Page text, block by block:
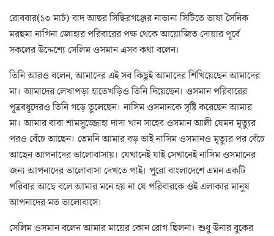
রোববার(১৩ মার্চ) বাদ আছর সিদ্ধিরগঞ্জের নাভানা সিটিতে ভাষা সৈনিক
মরহুমা নাগিনা জোহার পরিবারের পক্ষ থেকে আয়োজিত দোয়ার পূর্বে
সকলের উদ্দেশ্যে সেলিম ওসমান এসব কথা বলেন।
তিনি আরও বলেন, আমাদের এই সব কিছুই আমাদের শিখিয়েছেন আমাদের
মা। আমাদের লেখাপড়া হাতেখড়িও তিনি দিয়েছেন। ওসমান পরিবারের
পূত্রবধূদেরও তিনি গড়ে তুলেছেন। নাসিম ওসমানকে সৃষ্টি করেছেন আমার
মা। আমার বাবা শামসুজ্জোহা দাদা খান সাহেব ওসমান আলী যেমন মৃত্যুর
পরও বেঁচে আছেন। তেমনি আমার বড় ভাই নাসিম ওসমানও মৃত্যুর পর বেঁচে
আছেন আপনাদের ভালোবাসায়। যেখানেই যাই সেখানেই নাসিম ওসমানের
জন্য আপনাদের ভালোবাসা দেখতে পাই। পুরো বাংলাদেশে এমন একটি
পরিবার আছে বলে আমার মনে হয় না যে পরিবারকে ওই এলাকার মানুষ
আপনাদের মত ভালোবাসে।
সেলিম ওসমান বলেন আমার মায়ের কোন রোগ ছিলনা। শুধু উনার বুকের